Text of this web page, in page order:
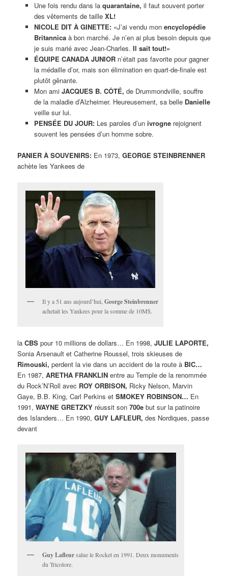
Une fois rendu dans la quarantaine, il faut souvent porter
des vêtements de taille XL!
NICOLE DIT À GINETTE: «J’ai vendu mon encyclopédie
Britannicaà bon marché. Je n’en ai plus besoin depuis que
je suis marié avec Jean-Charles. Il sait tout!»
ÉQUIPE CANADA JUNIORn’était pas favorite pour gagner
la médaille d’or, mais son élimination en quart-de-finale est
plutôt gênante.
Mon ami JACQUES B. CÔTÉ, de Drummondville, souffre
de la maladie d’Alzheimer. Heureusement, sa belle Danielle
veille sur lui.
PENSÉE DU JOUR:Les paroles d’un ivrognerejoignent
souvent les pensées d’un homme sobre.
PANIER À SOUVENIRS: En 1973,GEORGE STEINBRENNER
achète les Yankees de
Il y a 51 ans aujourd’hui,George Steinbrenner
achetait les Yankees pour la somme de 10M$.
laCBS pour 10 millions de dollars… En 1998,JULIE LAPORTE,
Sonia Arsenault et Catherine Roussel, trois skieuses de
Rimouski, perdent la vie dans un accident de la route à BIC…
En 1987,ARETHA FRANKLIN entre au Temple de la renommée
du Rock’N’Roll avec ROY ORBISON, Ricky Nelson, Marvin
Gaye, B.B. King, Carl Perkins etSMOKEY ROBINSON… En
1991,WAYNE GRETZKY réussit son700e but sur la patinoire
des Islanders… En 1990,GUY LAFLEUR, des Nordiques, passe
devant
Guy Lafleursalue le Rocket en 1991. Deux monuments
du Tricolore.